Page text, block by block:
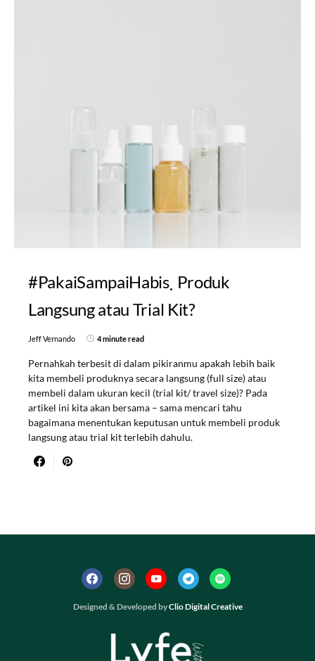
#PakaiSampaiHabis Produk
Langsung atau Trial Kit?
Jeff Vernando 4 minute read
Pernahkah terbesit di dalam pikiranmu apakah lebih baik
kita membeli produknya secara langsung (full size) atau
membeli dalam ukuran kecil (trial kit/ travel size)? Pada
artikel ini kita akan bersama – sama mencari tahu
bagaimana menentukan keputusan untuk membeli produk
langsung atau trial kit terlebih dahulu.
Designed & Developed byClio Digital Creative